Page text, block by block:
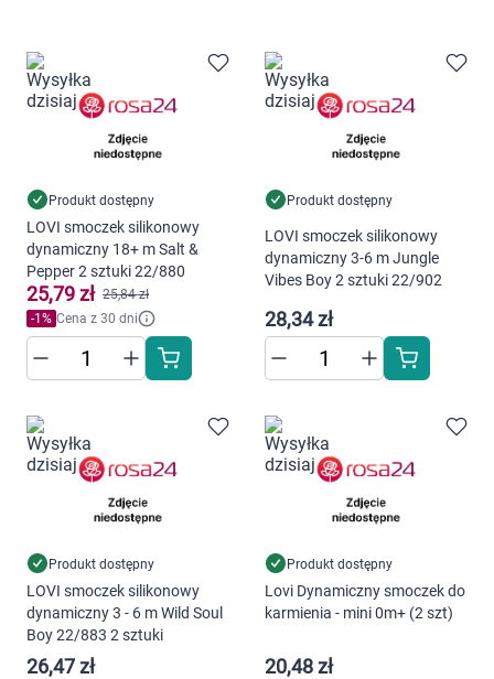
Produkt dostępny
LOVI smoczek silikonowy
dynamiczny 18+ m Salt &
Pepper 2 sztuki 22/880
25,79 zł 25,84 zł
-1 % Cena z 30 dni
Produkt dostępny
LOVI smoczek silikonowy
dynamiczny 3-6 m Jungle
Vibes Boy 2 sztuki 22/902
28,34 zł
Produkt dostępny
LOVI smoczek silikonowy
dynamiczny 3 - 6 m Wild Soul
Boy 22/883 2 sztuki
26,47 zł
Produkt dostępny
Lovi Dynamiczny smoczek do
karmienia - mini 0m+ (2 szt)
20,48 zł